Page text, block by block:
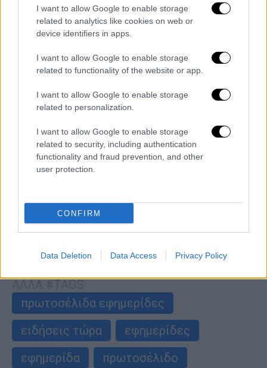
I want to allow Google to enable storage
related to analytics like cookies on web or
device identifiers in apps.
I want to allow Google to enable storage
related to functionality of the website or app.
I want to allow Google to enable storage
related to personalization.
I want to allow Google to enable storage
related to security, including authentication
functionality and fraud prevention, and other
user protection.
CONFIRM
Data Deletion Data Access Privacy Policy
Ελλάδα|20.06.2026 07:10
Τα πρωτοσέλιδα των εφημερίδων το
Σάββατο 20 Ιουνίου
περισσότερα άρθρα
πρωτοσέλιδα εφημερίδες
ειδήσεις τώρα
εφημερίδες
εφημερίδα
πρωτοσέλιδο